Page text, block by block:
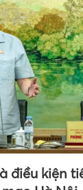
điều kiện